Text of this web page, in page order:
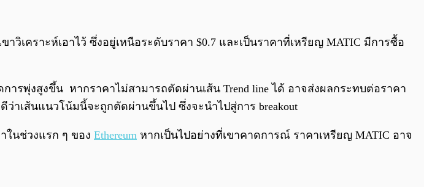
วิเคราะห์เอาไว้ ซึ่งอยู่เหนือระดับราคา $0.7 และเป็นราคาที่เหรียญ MATIC มีการซื้อ
รพุ่งสูงขึ้น หากราคาไม่สามารถตัดผ่านเส้น Trend line ได้ อาจส่งผลกระทบต่อราคา
าเส้นแนวโน้มนี้จะถูกตัดผ่านขึ้นไป ซึ่งจะนำไปสู่การ breakout
ในช่วงแรก ๆ ของ Ethereum หากเป็นไปอย่างที่เขาคาดการณ์ ราคาเหรียญ MATIC อาจ